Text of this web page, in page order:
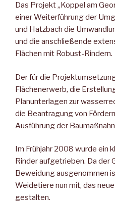
Das Projekt „Koppel am
einer Weiter­führung der
und Hatzbach die
und die anschließende
Flächen mit Robust-Rindern.
Der für die
Flächenerwerb, die
Planunterlagen zur
die Beantragung von
Ausführung der
Im Frühjahr 2008 wurde ein
Rinder aufge­trieben. Da der
Beweidung ausge­nommen
Weidetiere nun mit, das
gestalten.